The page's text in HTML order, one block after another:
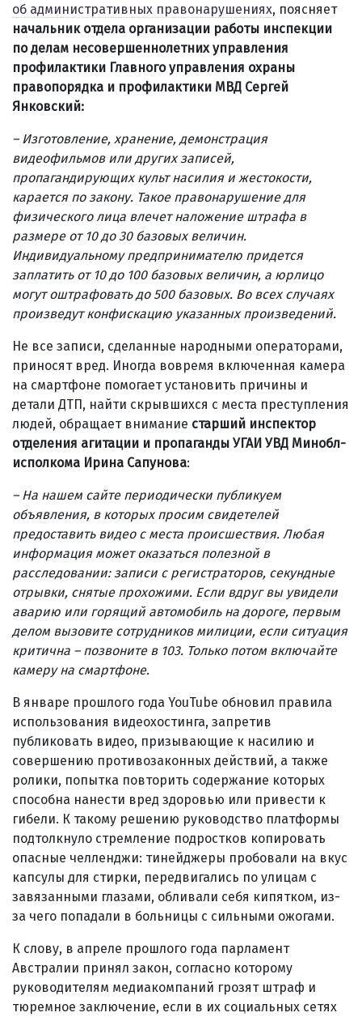
об административных правонарушениях, поясняет
начальник отдела организации работы инспекции
по делам несовершеннолетних управления
профилактики Главного управления охраны
правопорядка и профилактики МВД Сергей
Янковский:
– Изготовление, хранение, демонстрация
видеофильмов или других записей,
пропагандирующих культ насилия и жестокости,
карается по закону. Такое правонарушение для
физического лица влечет наложение штрафа в
размере от 10 до 30 базовых величин.
Индивидуальному предпринимателю придется
заплатить от 10 до 100 базовых величин, а юрлицо
могут оштрафовать до 500 базовых. Во всех случаях
произведут конфискацию указанных произведений.
Не все записи, сделанные народными операторами,
приносят вред. Иногда вовремя включенная камера
на смартфоне помогает установить причины и
детали ДТП, найти скрывшихся с места преступления
людей, обращает внимание старший инспектор
отделения агитации и пропаганды УГАИ УВД Минобл­
исполкома Ирина Сапунова:
– На нашем сайте периодически публикуем
объявления, в которых просим свидетелей
предоставить видео с места происшествия. Любая
информация может оказаться полезной в
расследовании: записи с регистраторов, секундные
отрывки, снятые прохожими. Если вдруг вы увидели
аварию или горящий автомобиль на дороге, первым
делом вызовите сотрудников милиции, если ситуация
критична – позвоните в 103. Только потом включайте
камеру на смартфоне.
В январе прошлого года YouTube обновил правила
использования видеохостинга, запретив
публиковать видео, призывающие к насилию и
совершению противозаконных действий, а также
ролики, попытка повторить содержание которых
способна нанести вред здоровью или привести к
гибели. К такому решению руководство платформы
подтолкнуло стремление подростков копировать
опасные челленджи: тинейджеры пробовали на вкус
капсулы для стирки, передвигались по улицам с
завязанными глазами, обливали себя кипятком, из-
за чего попадали в больницы с сильными ожогами.
К слову, в апреле прошлого года парламент
Австралии принял закон, согласно которому
руководителям медиакомпаний грозят штраф и
тюремное заключение, если в их социальных сетях